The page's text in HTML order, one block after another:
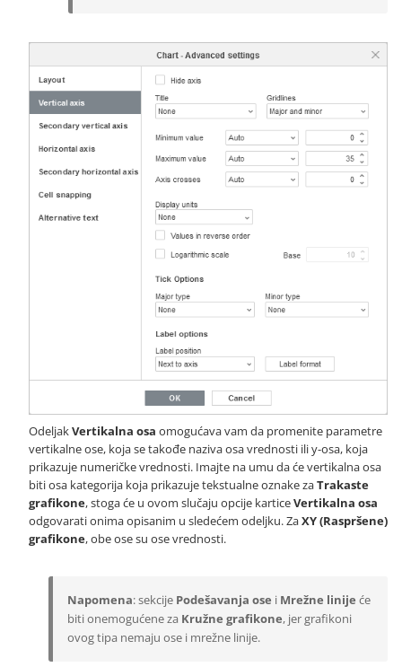
OdeljakVertikalna osa omogućava vam da promenite parametre
vertikalne ose, koja se takođe naziva osa vrednosti ili y-osa, koja
prikazuje numeričke vrednosti. Imajte na umu da će vertikalna osa
biti osa kategorija koja prikazuje tekstualne oznake zaTrakaste
grafikone, stoga će u ovom slučaju opcije karticeVertikalna osa
odgovarati onima opisanim u sledećem odeljku. ZaXY (Raspršene)
grafikone, obe ose su ose vrednosti.
Napomena: sekcije Podešavanja ose i Mrežne linije će
biti onemogućene za Kružne grafikone, jer grafikoni
ovog tipa nemaju ose i mrežne linije.